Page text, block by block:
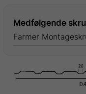
Medfølgende
Farmer